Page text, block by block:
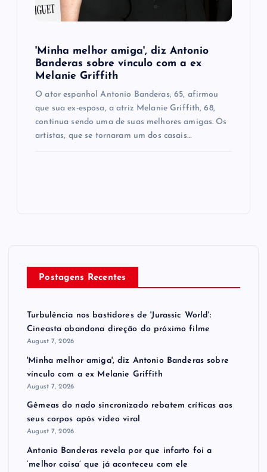
'Minha melhor amiga', diz Antonio
Banderas sobre vínculo com a ex
Melanie Griffith
O ator espanhol Antonio Banderas, 65, afirmou
que sua ex-esposa, a atriz Melanie Griffith, 68,
continua sendo uma de suas melhores amigas. Os
artistas, que se tornaram um dos casais…
Postagens Recentes
Turbulência nos bastidores de 'Jurassic World':
Cineasta abandona direção do próximo filme
August 7, 2026
'Minha melhor amiga', diz Antonio Banderas sobre
vínculo com a ex Melanie Griffith
August 7, 2026
Gêmeas do nado sincronizado rebatem críticas ​a​os
seus corpos após vídeo viral
August 7, 2026
Antonio Banderas revela por que infarto foi a
‘melhor coisa’ que já aconteceu com ele